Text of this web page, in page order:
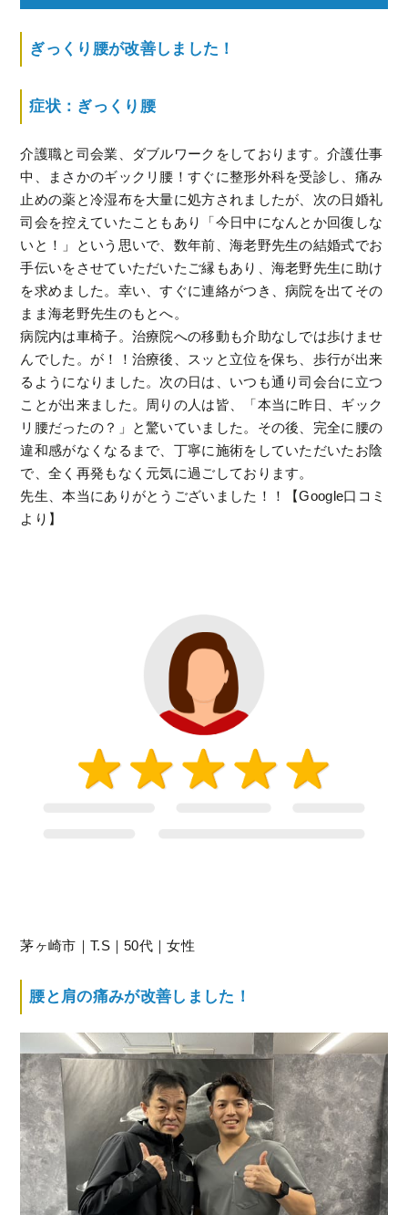
ぎっくり腰が改善しました！
症状：ぎっくり腰
介護職と司会業、ダブルワークをしております。介護仕事
中、まさかのギックリ腰！すぐに整形外科を受診し、痛み
止めの薬と冷湿布を大量に処方されましたが、次の日婚礼
司会を控えていたこともあり「今日中になんとか回復しな
いと！」という思いで、数年前、海老野先生の結婚式でお
手伝いをさせていただいたご縁もあり、海老野先生に助け
を求めました。幸い、すぐに連絡がつき、病院を出てその
まま海老野先生のもとへ。
病院内は車椅子。治療院への移動も介助なしでは歩けませ
んでした。が！！治療後、スッと立位を保ち、歩行が出来
るようになりました。次の日は、いつも通り司会台に立つ
ことが出来ました。周りの人は皆、「本当に昨日、ギック
リ腰だったの？」と驚いていました。その後、完全に腰の
違和感がなくなるまで、丁寧に施術をしていただいたお陰
で、全く再発もなく元気に過ごしております。
先生、本当にありがとうございました！！【Google口コミ
より】
茅ヶ崎市｜T.S｜50代｜女性
腰と肩の痛みが改善しました！